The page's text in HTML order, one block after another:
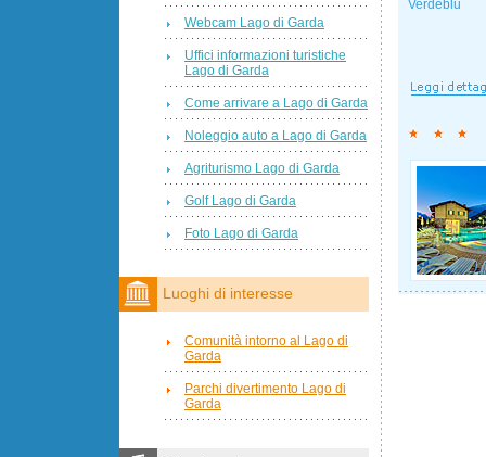
Verdeblu
Webcam Lago di Garda
Uffici informazioni turistiche
Lago di Garda
Come arrivare a Lago di Garda
Noleggio auto a Lago di Garda
Agriturismo Lago di Garda
Golf Lago di Garda
Foto Lago di Garda
Luoghi di interesse
Comunità intorno al Lago di
Garda
Parchi divertimento Lago di
Garda